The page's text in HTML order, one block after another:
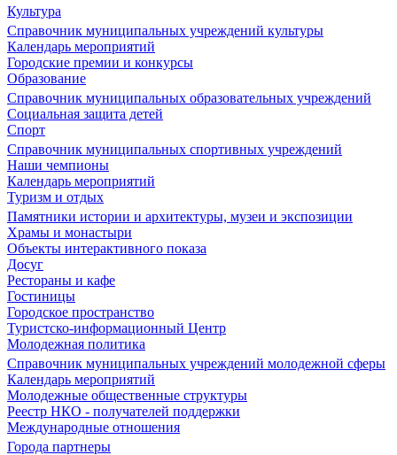
Культура
Справочник муниципальных учреждений культуры
Календарь мероприятий
Городские премии и конкурсы
Образование
Справочник муниципальных образовательных учреждений
Социальная защита детей
Спорт
Справочник муниципальных спортивных учреждений
Наши чемпионы
Календарь мероприятий
Туризм и отдых
Памятники истории и архитектуры, музеи и экспозиции
Храмы и монастыри
Объекты интерактивного показа
Досуг
Рестораны и кафе
Гостиницы
Городское пространство
Туристско-информационный Центр
Молодежная политика
Справочник муниципальных учреждений молодежной сферы
Календарь мероприятий
Молодежные общественные структуры
Реестр НКО - получателей поддержки
Международные отношения
Города партнеры